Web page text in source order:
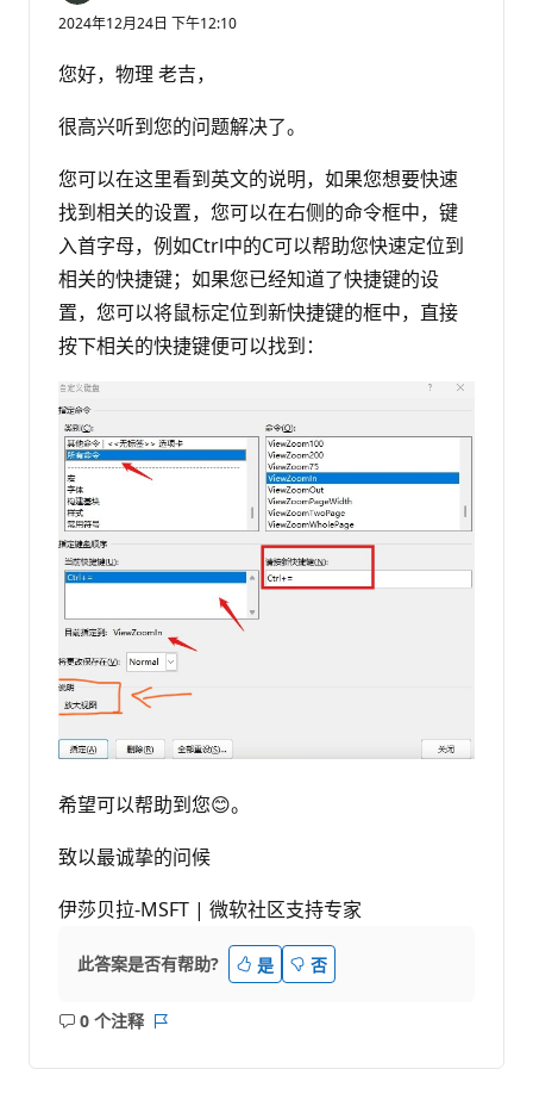
2024年12月24日 下午12:10
您好，物理 老吉，
很高兴听到您的问题解决了。
您可以在这里看到英文的说明，如果您想要快速
找到相关的设置，您可以在右侧的命令框中，键
入首字母，例如Ctrl中的C可以帮助您快速定位到
相关的快捷键；如果您已经知道了快捷键的设
置，您可以将鼠标定位到新快捷键的框中，直接
按下相关的快捷键便可以找到：
希望可以帮助到您😊。
致以最诚挚的问候
伊莎贝拉-MSFT | 微软社区支持专家
此答案是否有帮助? 是 否
0 个注释
无
报